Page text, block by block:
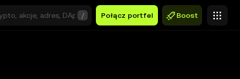
/ Połącz portfel Boost